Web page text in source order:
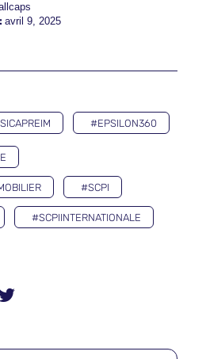
avril 9, 2025
#EPSILON360
#SCPI
#SCPIINTERNATIONALE